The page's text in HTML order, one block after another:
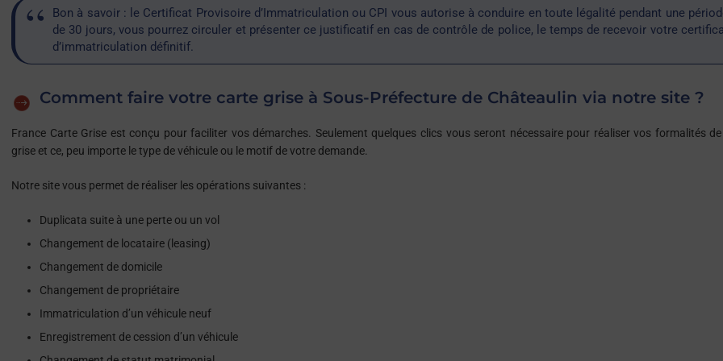
Bon à savoir : le Certificat Provisoire d’Immatriculation ou CPI vous autorise à conduire en toute légalité pendant une
de 30 jours, vous pourrez circuler et présenter ce justificatif en cas de contrôle de police, le temps de recevoir votre
d’immatriculation définitif.
Comment faire votre carte grise à Sous-Préfecture de Châteaulin via notre site ?
France Carte Grise est conçu pour faciliter vos démarches. Seulement quelques clics vous seront nécessaire pour réaliser vos formalités
grise et ce, peu importe le type de véhicule ou le motif de votre demande.
Notre site vous permet de réaliser les opérations suivantes :
Duplicata suite à une perte ou un vol
Changement de locataire (leasing)
Changement de domicile
Changement de propriétaire
Immatriculation d’un véhicule neuf
Enregistrement de cession d’un véhicule